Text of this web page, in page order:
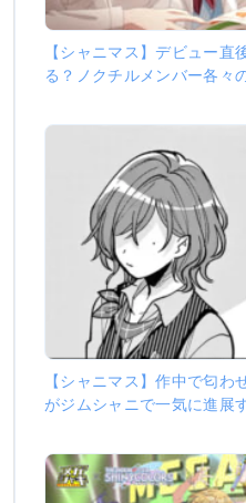
【シャニマス】デビュー
る？ノクチルメンバー各々
【シャニマス】作中で匂
がジムシャニで一気に進展